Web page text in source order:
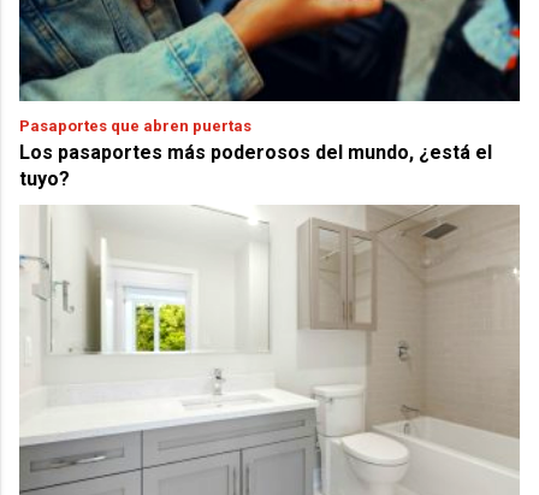
Pasaportes que abren puertas
Los pasaportes más poderosos del mundo, ¿está el
tuyo?